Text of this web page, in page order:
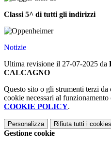
Classi 5^ di tutti gli indirizzi
Notizie
Ultima revisione il 27-07-2025 da
CALCAGNO
Questo sito o gli strumenti terzi
cookie necessari al
COOKIE POLICY.
Personalizza Rifiuta tutti i cookies
Gestione cookie